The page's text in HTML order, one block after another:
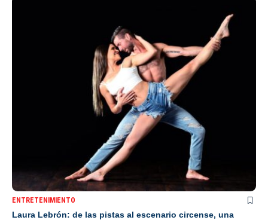
ENTRETENIMIENTO
Laura Lebrón: de las pistas al escenario circense, una